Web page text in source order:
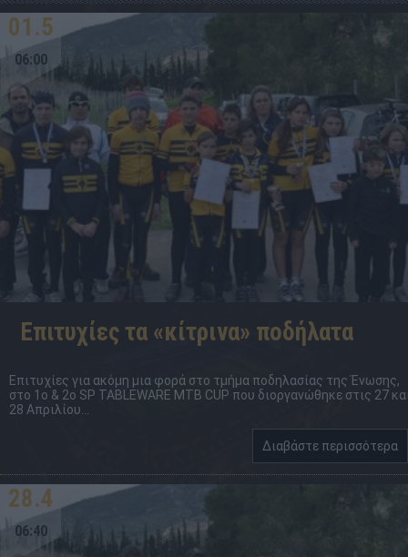
01.5
06:00
Επιτυχίες τα «κίτρινα» ποδήλατα
Επιτυχίες για ακόμη μια φορά στο τμήμα ποδηλασίας της Ένωσης,
στο 1ο & 2ο SP TABLEWARE MTB CUP που διοργανώθηκε στις 27
28 Απριλίου...
Διαβάστε περισσότερα
28.4
06:40